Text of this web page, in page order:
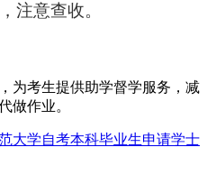
注意查收。
为考生提供助学督学服务，减
做作业。
大学自考本科毕业生申请学士